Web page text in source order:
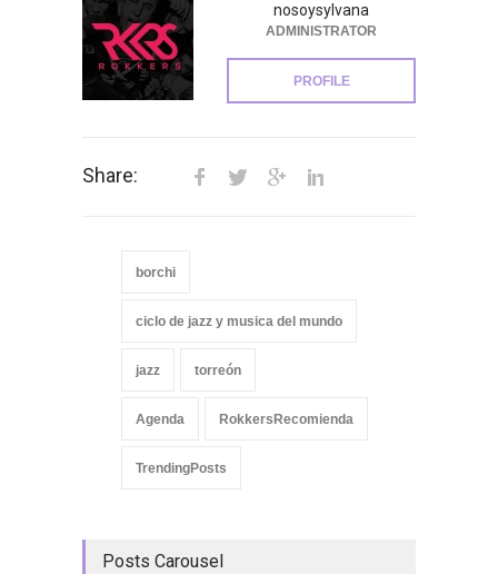
nosoysylvana
ADMINISTRATOR
PROFILE
Share:
borchi
ciclo de jazz y musica del mundo
jazz torreón
Agenda RokkersRecomienda
TrendingPosts
Posts Carousel